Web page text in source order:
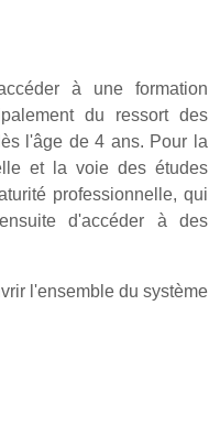
à une formation
du ressort des
l'âge de 4 ans. Pour la
et la voie des études
professionnelle, qui
d'accéder à des
l'ensemble du système